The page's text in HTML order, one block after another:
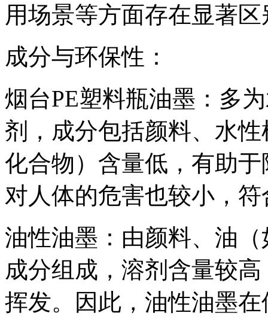
用场景等方面存在显著
成分与环保性：
烟台PE塑料瓶油墨：多
剂，成分包括颜料、水
化合物）含量低，有助
对人体的危害也较小，
油性油墨：由颜料、油
成分组成，溶剂含量较
挥发。因此，油性油墨